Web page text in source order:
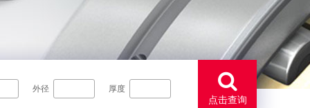
外径 厚度
点击查询